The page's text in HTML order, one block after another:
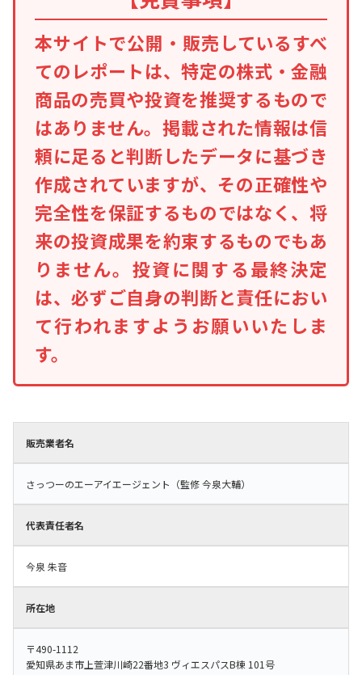
本サイトで公開・販売しているすべ
てのレポートは、特定の株式・金融
商品の売買や投資を推奨するもので
はありません。掲載された情報は信
頼に足ると判断したデータに基づき
作成されていますが、その正確性や
完全性を保証するものではなく、将
来の投資成果を約束するものでもあ
りません。投資に関する最終決定
は、必ずご自身の判断と責任におい
て行われますようお願いいたしま
す。
販売業者名
さっつーのエーアイエージェント（監修 今泉大輔）
代表責任者名
今泉 朱音
所在地
〒490-1112
愛知県あま市上萱津川崎22番地3 ヴィエスパスB棟 101号